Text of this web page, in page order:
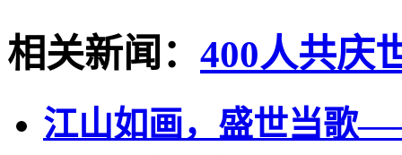
相关新闻： 400人共庆
江山如画，盛世当歌